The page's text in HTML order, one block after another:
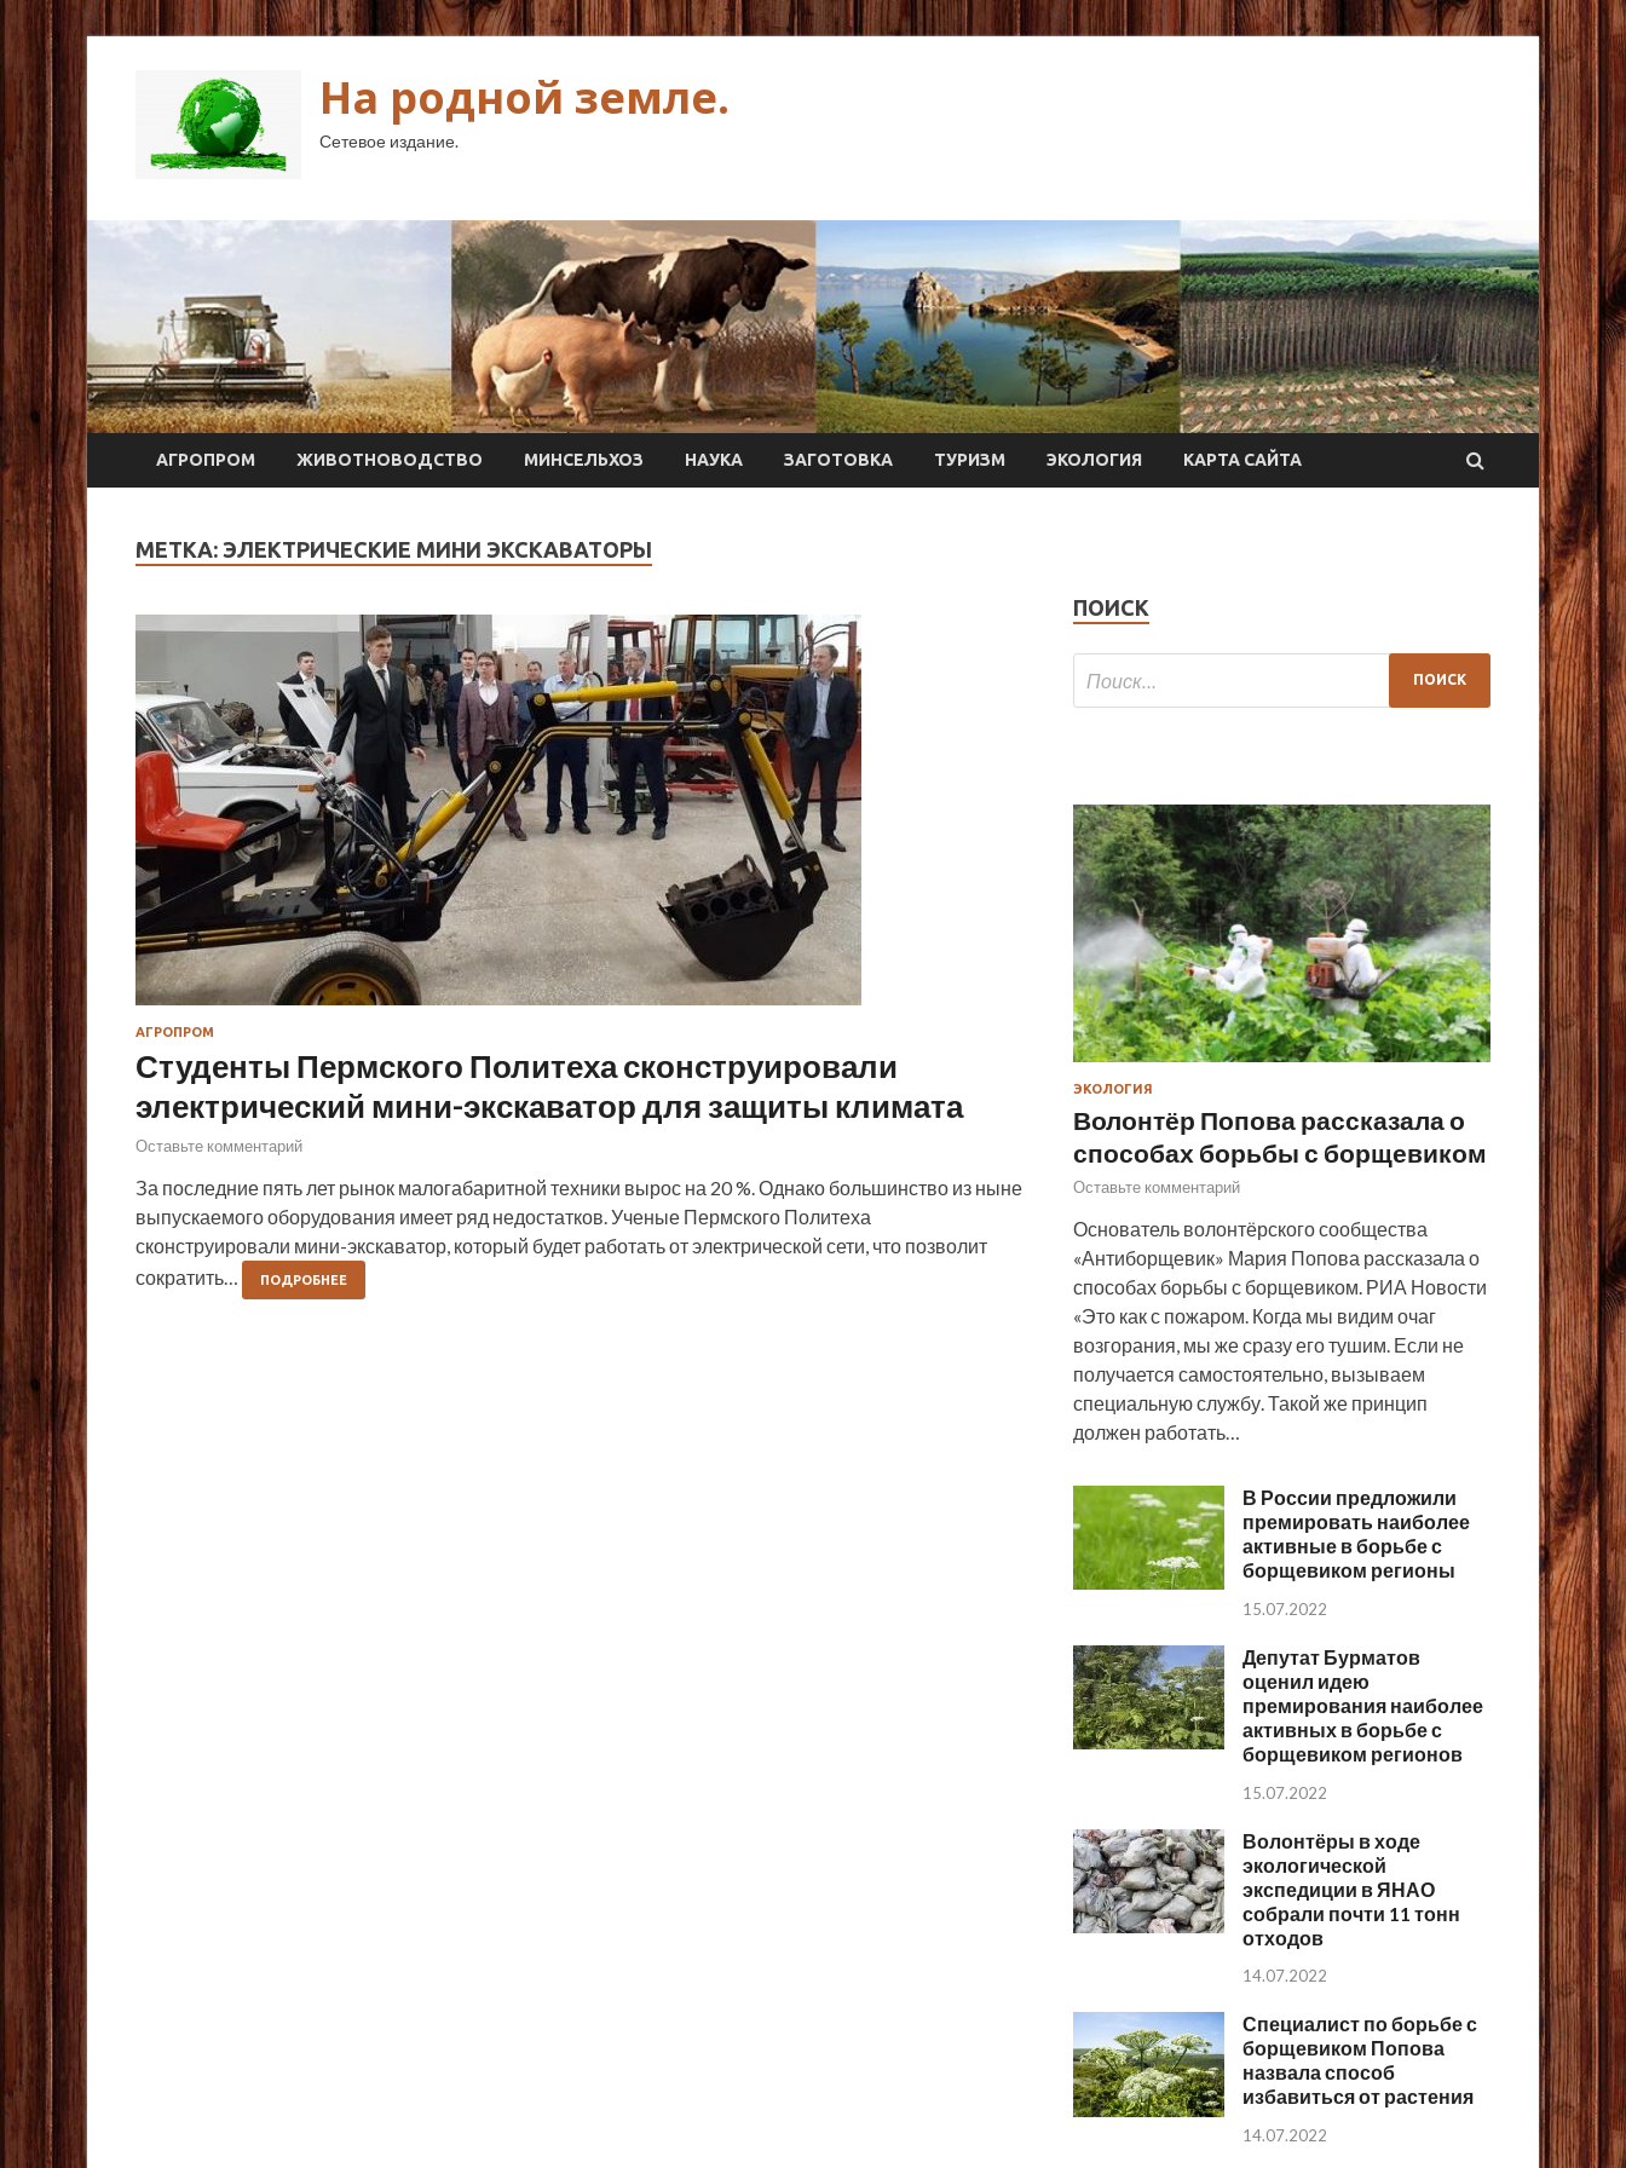
На родной земле.
Сетевое издание.
АГРОПРОМ ЖИВОТНОВОДСТВО МИНСЕЛЬХОЗ НАУКА ЗАГОТОВКА ТУРИЗМ ЭКОЛОГИЯ КАРТА САЙТА
МЕТКА: ЭЛЕКТРИЧЕСКИЕ МИНИ ЭКСКАВАТОРЫ
АГРОПРОМ
Студенты Пермского Политеха сконструировали
электрический мини-экскаватор для защиты климата
Оставьте комментарий
За последние пять лет рынок малогабаритной техники вырос на 20 %. Однако большинство из ныне
выпускаемого оборудования имеет ряд недостатков. Ученые Пермского Политеха
сконструировали мини-экскаватор, который будет работать от электрической сети, что позволит
сократить…
ПОДРОБНЕЕ
ПОИСК
ЭКОЛОГИЯ
Волонтёр Попова рассказала о
способах борьбы с борщевиком
Оставьте комментарий
Основатель волонтёрского сообщества
«Антиборщевик» Мария Попова рассказала о
способах борьбы с борщевиком. РИА Новости
«Это как с пожаром. Когда мы видим очаг
возгорания, мы же сразу его тушим. Если не
получается самостоятельно, вызываем
специальную службу. Такой же принцип
должен работать…
В России предложили
премировать наиболее
активные в борьбе с
борщевиком регионы
15.07.2022
Депутат Бурматов
оценил идею
премирования наиболее
активных в борьбе с
борщевиком регионов
15.07.2022
Волонтёры в ходе
экологической
экспедиции в ЯНАО
собрали почти 11 тонн
отходов
14.07.2022
Специалист по борьбе с
борщевиком Попова
назвала способ
избавиться от растения
14.07.2022